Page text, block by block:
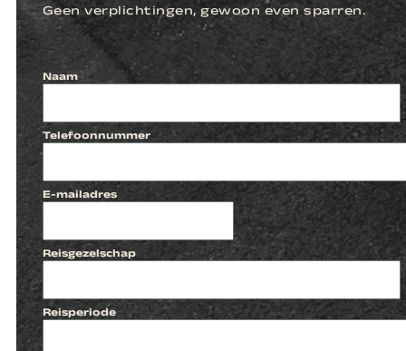
Geen verplichtingen, gewoon even sparren.
Naam
Telefoonnummer
E-mailadres
Reisgezelschap
Reisperiode